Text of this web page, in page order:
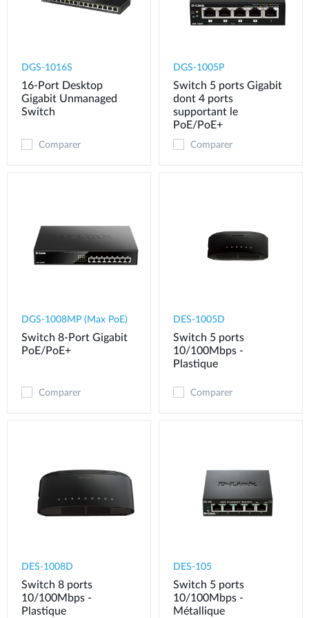
DGS-1016S
16-Port Desktop
Gigabit Unmanaged
Switch
Comparer
DGS-1005P
Switch 5 ports Gigabit
dont 4 ports
supportant le
PoE/PoE+
Comparer
DGS-1008MP (Max PoE)
Switch 8-Port Gigabit
PoE/PoE+
Comparer
DES-1005D
Switch 5 ports
10/100Mbps -
Plastique
Comparer
DES-1008D
Switch 8 ports
10/100Mbps -
Plastique
DES-105
Switch 5 ports
10/100Mbps -
Métallique